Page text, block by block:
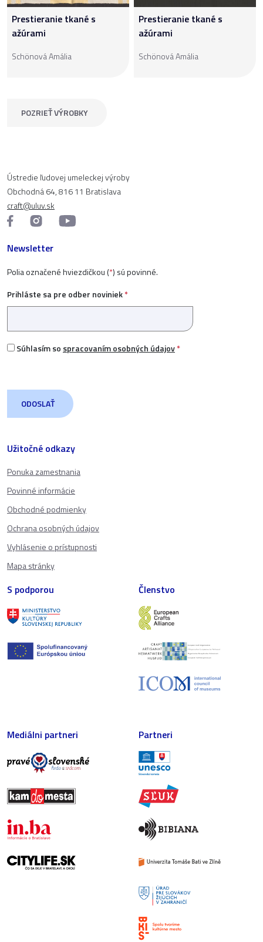
Prestieranie tkané s
ažúrami
Schönová Amália
Prestieranie tkané s
ažúrami
Schönová Amália
POZRIEŤ VÝROBKY
Užitočné odkazy
Ponuka zamestnania
Povinné informácie
Obchodné podmienky
Ochrana osobných údajov
Vyhlásenie o prístupnosti
Mapa stránky
Ústredie ľudovej umeleckej výroby
Obchodná 64, 816 11 Bratislava
craft@uluv.sk
Newsletter
Polia označené hviezdičkou (*) sú povinné.
Prihláste sa pre odber noviniek*
Súhlasím so spracovaním osobných údajov*
S podporou Členstvo
Mediálni partneri Partneri